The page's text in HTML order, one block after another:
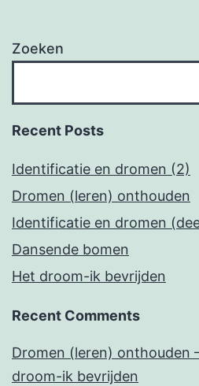
Zoeken
Recent Posts
Identificatie en dromen (2)
Dromen (leren) onthouden
Identificatie en dromen
Dansende bomen
Het droom-ik bevrijden
Recent Comments
Dromen (leren) onthouden
droom-ik bevrijden